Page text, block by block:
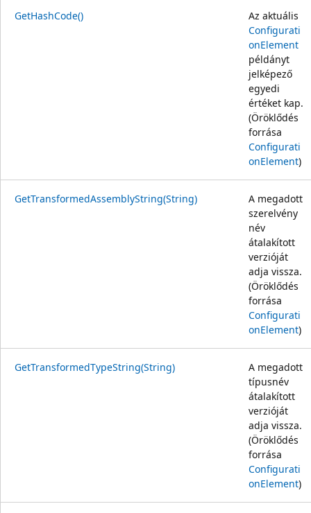
GetHashCode()
Az aktuális
Configurati
onElement
példányt
jelképező
egyedi
értéket kap.
(Öröklődés
forrása
Configurati
onElement)
GetTransformedAssemblyString(String)
A megadott
szerelvény
név
átalakított
verzióját
adja vissza.
(Öröklődés
forrása
Configurati
onElement)
GetTransformedTypeString(String)
A megadott
típusnév
átalakított
verzióját
adja vissza.
(Öröklődés
forrása
Configurati
onElement)